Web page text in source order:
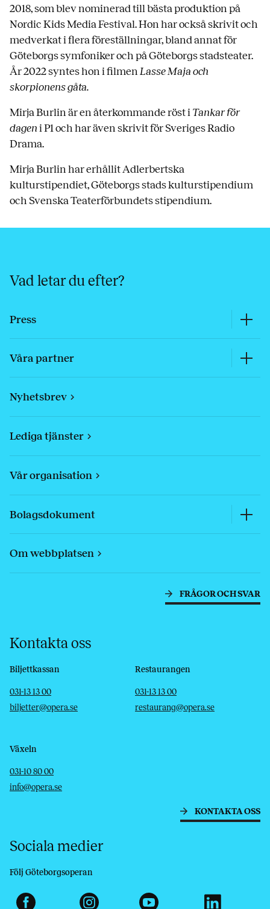
2018, som blev nominerad till bästa produktion på
Nordic Kids Media Festival. Hon har också skrivit och
medverkat i flera föreställningar, bland annat för
Göteborgs symfoniker och på Göteborgs stadsteater.
År 2022 syntes hon i filmenLasse Maja och
skorpionens gåta.
Mirja Burlin är en återkommande röst i Tankar för
dageni P1 och har även skrivit för Sveriges Radio
Drama.
Mirja Burlin har erhållit Adlerbertska
kulturstipendiet, Göteborgs stads kulturstipendium
och Svenska Teaterförbundets stipendium.
Vad letar du efter?
Press
Våra partner
Nyhetsbrev
Lediga tjänster
Vår organisation
Bolagsdokument
Om webbplatsen
FRÅGOR OCH SVAR
Kontakta oss
Biljettkassan
Telefon
031-13 13 00
E-post
biljetter@opera.se
Restaurangen
Telefon
031-13 13 00
E-post
restaurang@opera.se
Växeln
Telefon
031-10 80 00
E-post
info@opera.se
KONTAKTA OSS
Sociala medier
Följ Göteborgsoperan